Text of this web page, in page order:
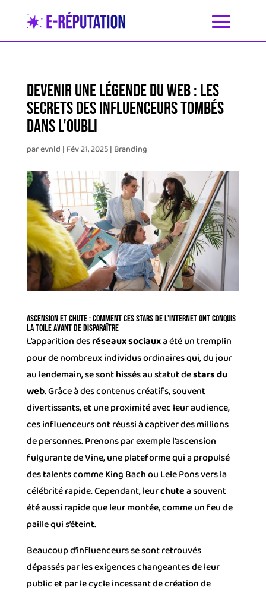
Devenir une légende du web : Les
secrets des influenceurs tombés
dans l’oubli
parevnld | Fév 21, 2025| Branding
Ascension et chute : Comment ces stars de l’internet ont conquis
la toile avant de disparaître
L’apparition desréseaux sociauxa été un tremplin
pour de nombreux individus ordinaires qui, du jour
au lendemain, se sont hissés au statut destars du
web. Grâce à des contenus créatifs, souvent
divertissants, et une proximité avec leur audience,
ces influenceurs ont réussi à captiver des millions
de personnes. Prenons par exemple l’ascension
fulgurante de Vine, une plateforme qui a propulsé
des talents comme King Bach ou Lele Pons vers la
célébrité rapide. Cependant, leurchutea souvent
été aussi rapide que leur montée, comme un feu de
paille qui s’éteint.
Beaucoup d’influenceurs se sont retrouvés
dépassés par les exigences changeantes de leur
public et par le cycle incessant de création de